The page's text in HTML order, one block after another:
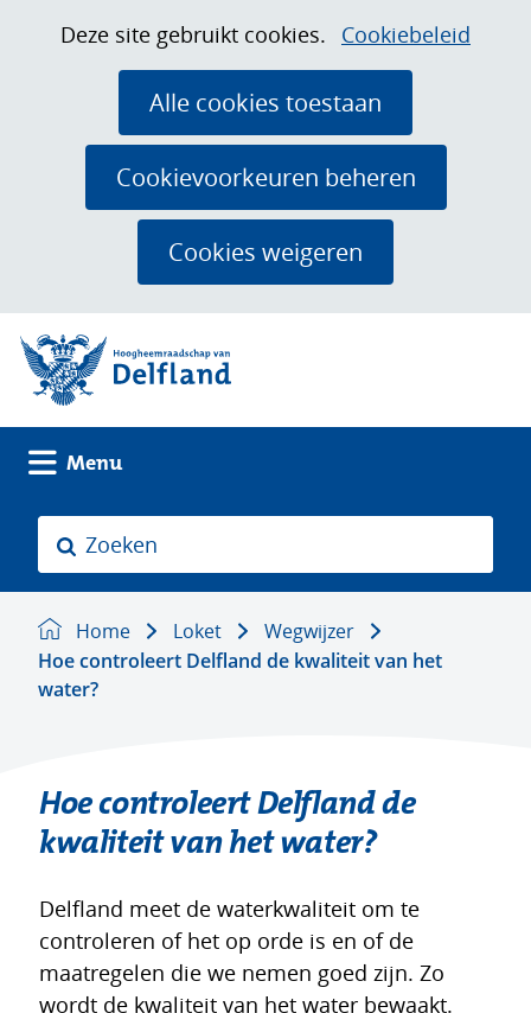
Cookies
toestaan?
Deze site gebruikt cookies. Cookiebeleid
worden
toegestaan
Alle cookies toestaan
Cookievoorkeuren beheren
Cookies weigeren
Ga
de
inhoud
(naar homepage)
MenuUitklappen
e
Zoeken
Home Loket
Wegwijzer
Hoe controleert Delfland de kwaliteit van het
water?
Hoe controleert Delfland de
kwaliteit van het water?
Delfland meet de waterkwaliteit om te
controleren of het op orde is en of de
maatregelen die we nemen goed zijn. Zo
wordt de kwaliteit van het water bewaakt.